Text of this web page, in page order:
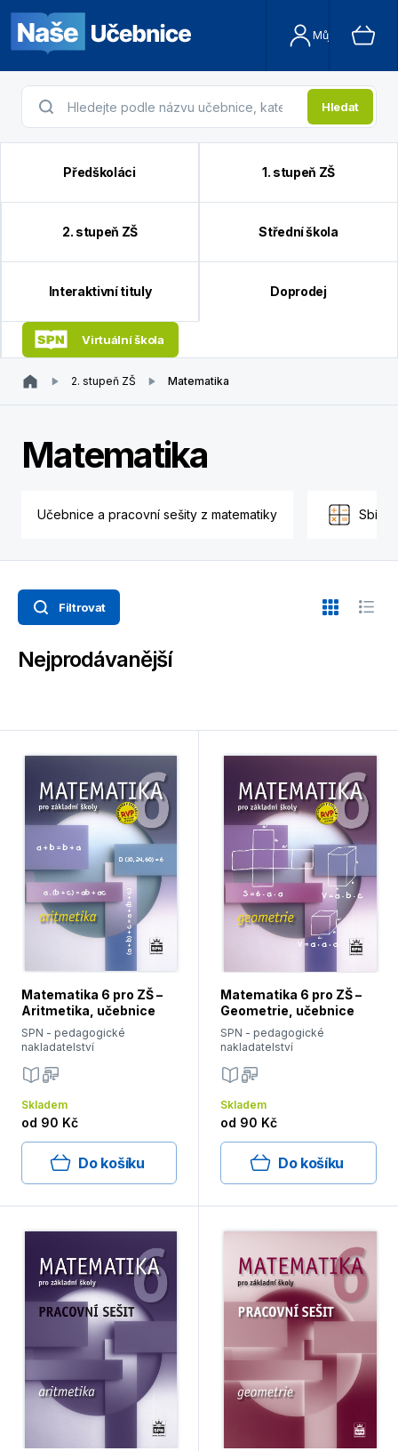
Můj účet
Hledat
Předškoláci 1. stupeň ZŠ
2. stupeň ZŠ Střední škola
Interaktivní tituly Doprodej
Virtuální škola
2. stupeň ZŠ Matematika
Matematika
Učebnice a pracovní sešity z matematiky
Filtrovat
Nejprodávanější
Matematika 6 pro ZŠ –
Aritmetika, učebnice
SPN - pedagogické
nakladatelství
Skladem
od 90 Kč
Do košíku
Matematika 6 pro ZŠ –
Geometrie, učebnice
SPN - pedagogické
nakladatelství
Skladem
od 90 Kč
Do košíku